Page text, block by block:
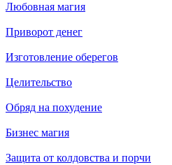
Любовная магия
Приворот денег
Изготовление оберегов
Целительство
Обряд на похудение
Бизнес магия
Защита от колдовства и порчи